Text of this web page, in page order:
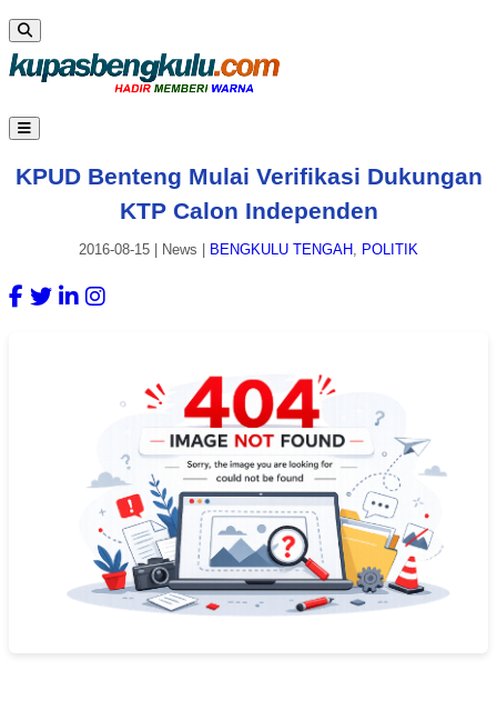
KPUD Benteng Mulai Verifikasi Dukungan
KTP Calon Independen
2016-08-15 News BENGKULU TENGAH, POLITIK